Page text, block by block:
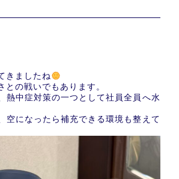
きましたね
との戦いでもあります。
熱中症対策の一つとして社員全員へ水
空になったら補充できる環境も整えて